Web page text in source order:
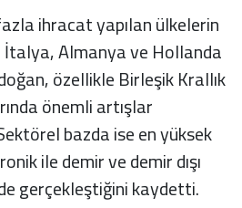
fazla ihracat yapılan ülkelerin
İtalya, Almanya ve Hollanda
özellikle Birleşik Krallık
önemli artışlar
bazda ise en yüksek
ile demir ve demir dışı
gerçekleştiğini kaydetti.